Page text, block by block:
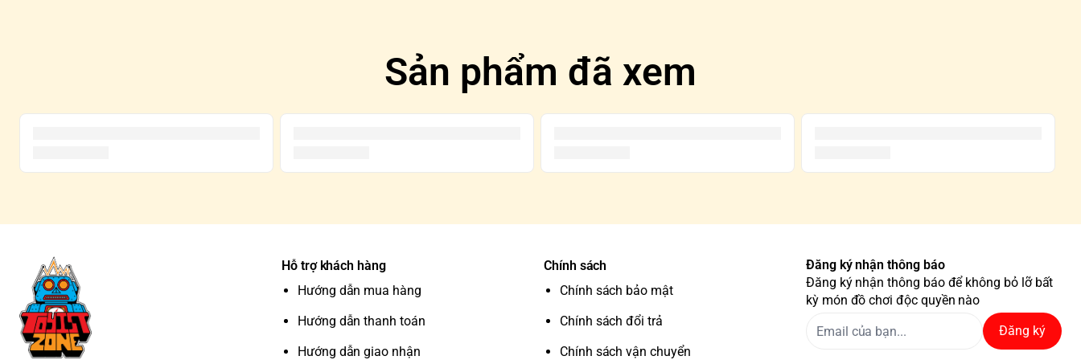
Sản phẩm đã xem
Hỗ trợ khách hàng
Hướng dẫn mua hàng
Hướng dẫn thanh toán
Hướng dẫn giao nhận
Chính sách
Chính sách bảo mật
Chính sách đổi trả
Chính sách vận chuyển
Đăng ký nhận thông báo
Đăng ký nhận thông báo để không bỏ lỡ bất
kỳ món đồ chơi độc quyền nào
Đăng ký